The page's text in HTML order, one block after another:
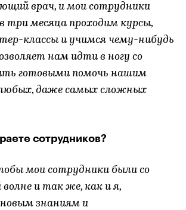
врач, и мои сотрудники
три месяца проходим курсы,
классы и учимся чему-нибудь
нам идти в ногу со
готовыми помочь нашим
даже самых сложных
сотрудников?
мои сотрудники были со
и так же, как и я,
знаниям и